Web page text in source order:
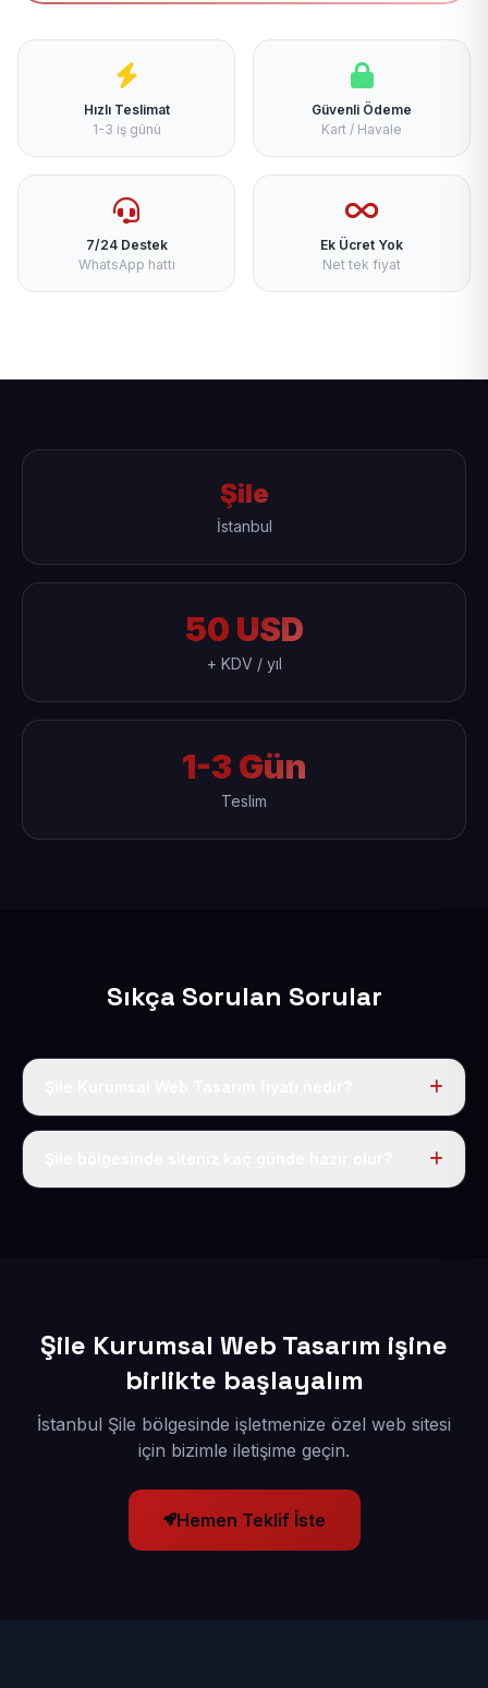
Hızlı Teslimat
1-3 iş günü
Güvenli Ödeme
Kart / Havale
7/24 Destek
WhatsApp hattı
Ek Ücret Yok
Net tek fiyat
Şile
İstanbul
50 USD
+ KDV / yıl
1-3 Gün
Teslim
Sıkça Sorulan Sorular
Tek fiyat uygulanır: yıllık 50 USD + KDV. Bu bedele alan
Şile Kurumsal Web Tasarım işine
birlikte başlayalım
İstanbul Şile bölgesinde işletmenize özel web sitesi
için bizimle iletişime geçin.
Hemen Teklif İste